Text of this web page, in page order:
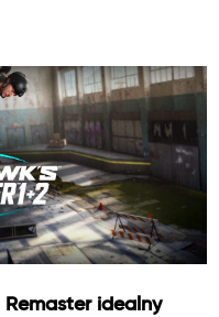
Remaster idealny